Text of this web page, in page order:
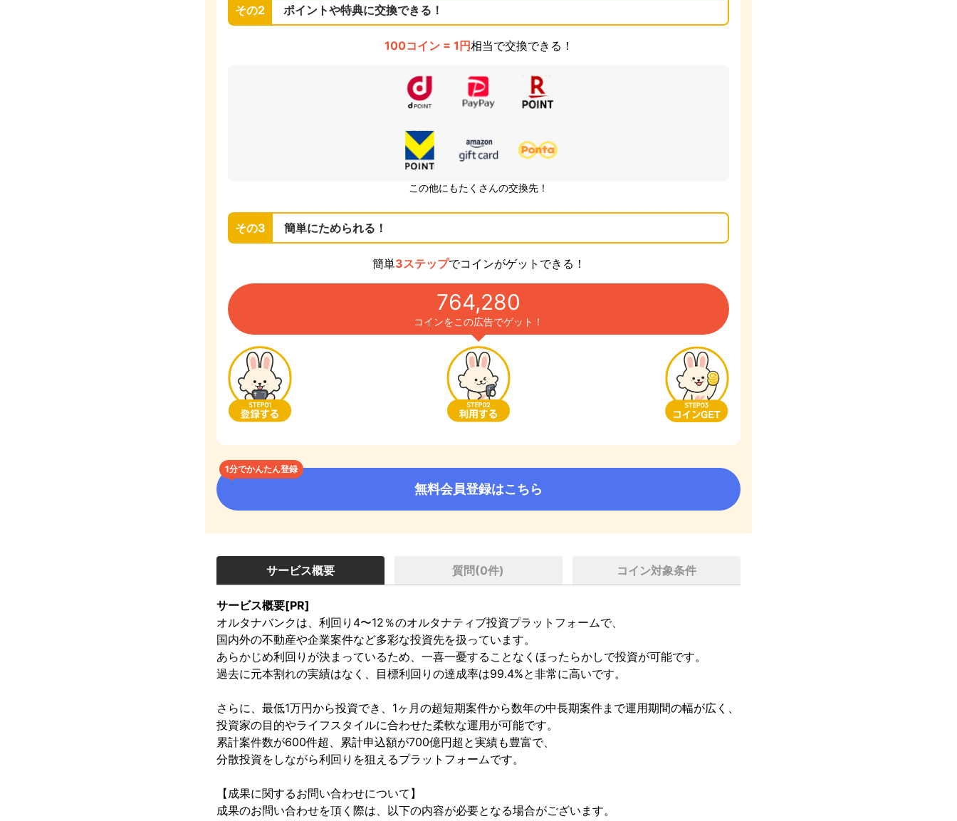
その2 ポイントや特典に交換できる！
100コイン = 1円相当で交換できる！
この他にもたくさんの交換先！
その3 簡単にためられる！
簡単3ステップでコインがゲットできる！
764,280
コインをこの広告でゲット！
1分でかんたん登録
無料会員登録はこちら
サービス概要 質問(0件) コイン対象条件
サービス概要[PR]
オルタナバンクは、利回り4〜12％のオルタナティブ投資プラットフォームで、
国内外の不動産や企業案件など多彩な投資先を扱っています。
あらかじめ利回りが決まっているため、一喜一憂することなくほったらかしで投資が可能です。
過去に元本割れの実績はなく、目標利回りの達成率は99.4%と非常に高いです。
さらに、最低1万円から投資でき、1ヶ月の超短期案件から数年の中長期案件まで運用期間の幅が広く、
投資家の目的やライフスタイルに合わせた柔軟な運用が可能です。
累計案件数が600件超、累計申込額が700億円超と実績も豊富で、
分散投資をしながら利回りを狙えるプラットフォームです。
【成果に関するお問い合わせについて】
成果のお問い合わせを頂く際は、以下の内容が必要となる場合がございます。